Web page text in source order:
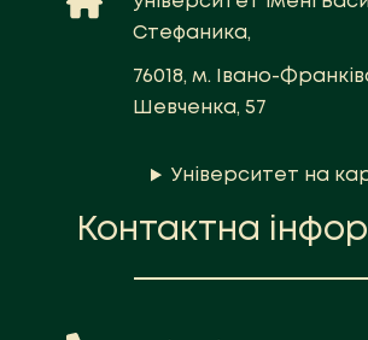
Стефаника,
76018, м. Івано-
Шевченка, 57
Університет на
Контактна